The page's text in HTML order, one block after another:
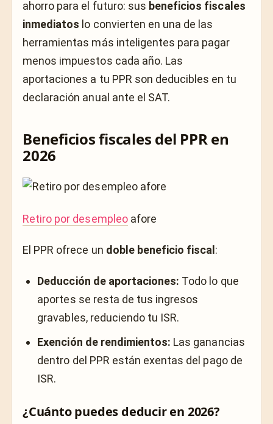
ahorro para el futuro: sus beneficios fiscales
inmediatos lo convierten en una de las
herramientas más inteligentes para pagar
menos impuestos cada año. Las
aportaciones a tu PPR son deducibles en tu
declaración anual ante el SAT.
Beneficios fiscales del PPR en
2026
Retiro por desempleoafore
El PPR ofrece un doble beneficio fiscal :
Deducción de aportaciones: Todo lo que
aportes se resta de tus ingresos
gravables, reduciendo tu ISR.
Exención de rendimientos: Las ganancias
dentro del PPR están exentas del pago de
ISR.
¿Cuánto puedes deducir en 2026?